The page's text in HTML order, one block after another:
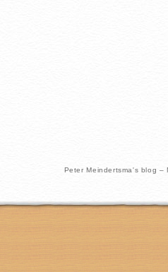
Peter Meindertsma's blog